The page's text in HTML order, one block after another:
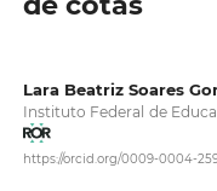
Lara Beatriz Soares
Instituto Federal de
https://orcid.org/0009-0004-